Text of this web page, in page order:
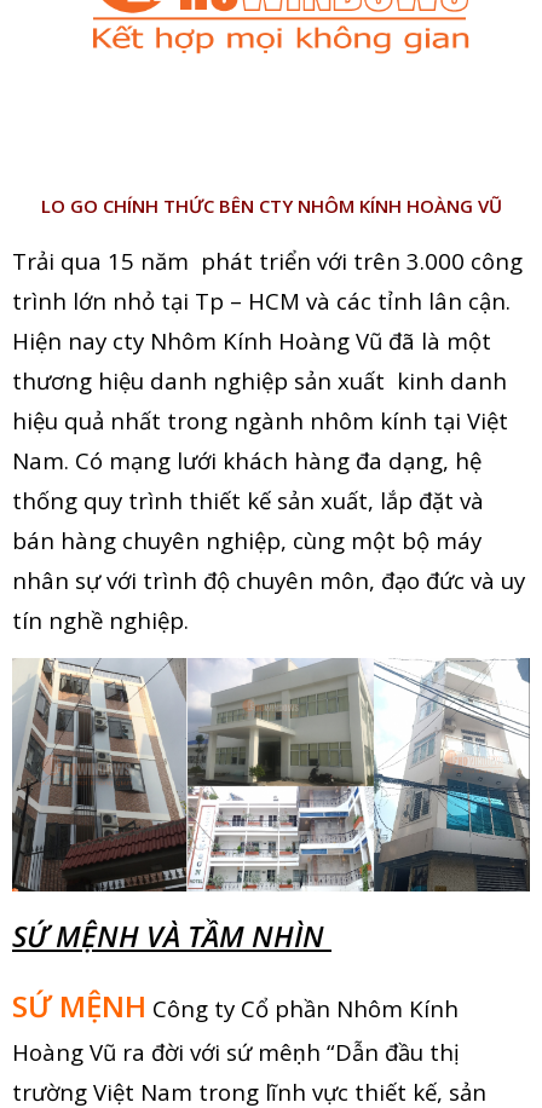
LO GO CHÍNH THỨC BÊN CTY NHÔM KÍNH HOÀNG VŨ
Trải qua 15 năm phát triển với trên 3.000 công
trình lớn nhỏ tại Tp – HCM và các tỉnh lân cận.
Hiện nay cty Nhôm Kính Hoàng Vũ đã là một
thương hiệu danh nghiệp sản xuất kinh danh
hiệu quả nhất trong ngành nhôm kính tại Việt
Nam. Có mạng lưới khách hàng đa dạng, hệ
thống quy trình thiết kế sản xuất, lắp đặt và
bán hàng chuyên nghiệp, cùng một bộ máy
nhân sự với trình độ chuyên môn, đạo đức và uy
tín nghề nghiệp.
SỨ MỆNH VÀ TẦM NHÌN
SỨ MỆNH Công ty Cổ phần Nhôm Kính
Hoàng Vũ ra đời với sứ mêṇh “Dẫn đầu thị
trường Việt Nam trong lĩnh vực thiết kế, sản